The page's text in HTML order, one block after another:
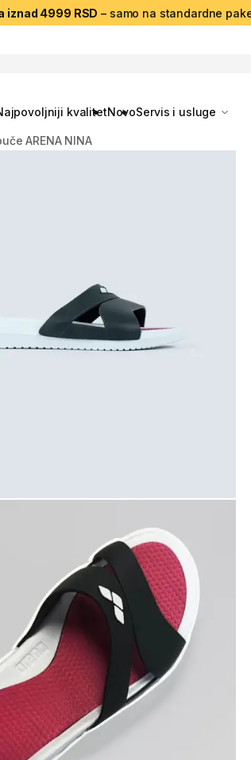
iznad 4999 RSD – samo na standardne
kvalitetNovoServis i usluge
ARENA NINA